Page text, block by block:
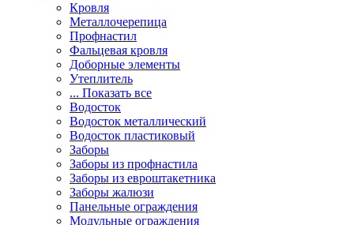
Кровля
Металлочерепица
Профнастил
Фальцевая кровля
Доборные элементы
Утеплитель
... Показать все
Водосток
Водосток металлический
Водосток пластиковый
Заборы
Заборы из профнастила
Заборы из евроштакетника
Заборы жалюзи
Панельные ограждения
Модульные ограждения